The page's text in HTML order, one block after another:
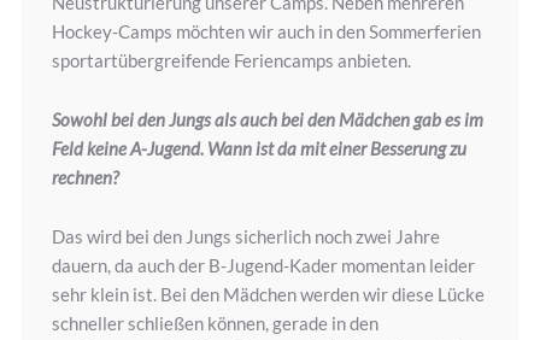
Hockey-Camps möchten wir auch in den Sommerferien
sportartübergreifende Feriencamps anbieten.
Sowohl bei den Jungs als auch bei den Mädchen gab es im
Feld keine A-Jugend. Wann ist da mit einer Besserung zu
rechnen?
Das wird bei den Jungs sicherlich noch zwei Jahre
dauern, da auch der B-Jugend-Kader momentan leider
sehr klein ist. Bei den Mädchen werden wir diese Lücke
schneller schließen können, gerade in den